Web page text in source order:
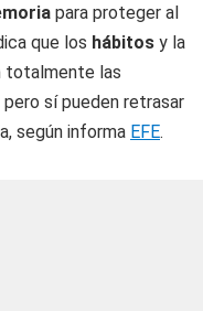
para proteger al
que los hábitos y la
totalmente las
sí pueden retrasar
según informa EFE.